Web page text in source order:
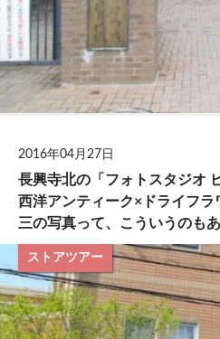
2016年04月27日
長興寺北の「フォトスタジオ
西洋アンティーク×ドライフラ
三の写真って、こういうのも
ストアツアー